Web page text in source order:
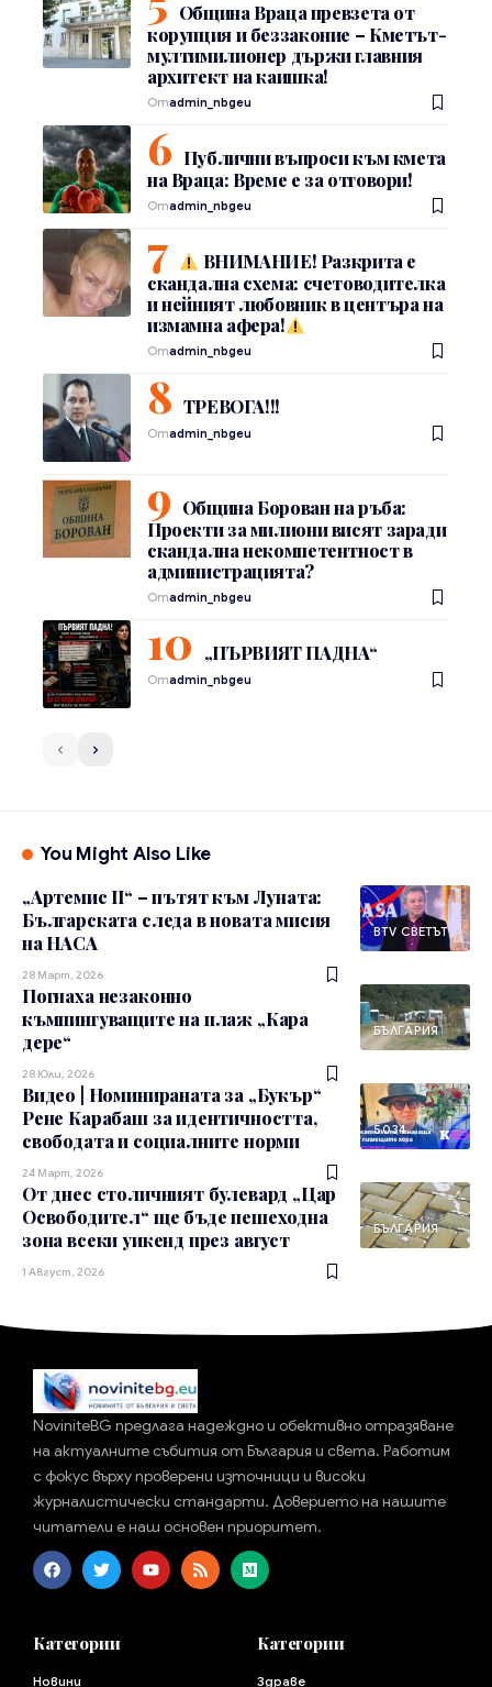
Община Враца превзета от
корупция и беззаконие – Кметът-
мултимилионер държи главния
архитект на каишка!
Отadmin_nbgeu
Публични въпроси към кмета
на Враца: Време е за отговори!
Отadmin_nbgeu
ВНИМАНИЕ! Разкрита е
скандална схема: счетоводителка
и нейният любовник в центъра на
измамна афера!
Отadmin_nbgeu
ТРЕВОГА!!!
Отadmin_nbgeu
Община Борован на ръба:
Проекти за милиони висят заради
скандална некомпетентност в
администрацията?
Отadmin_nbgeu
„ПЪРВИЯТ ПАДНА“
Отadmin_nbgeu
You Might Also Like
BTV СВЕТЪТ
„Артемис II“ – пътят към Луната:
Българската следа в новата мисия
на НАСА
28 Март, 2026
БЪЛГАРИЯ
Погнаха незаконно
къмпингуващите на плаж „Кара
дере“
28 Юли, 2026
5034
Видео | Номинираната за „Букър“
Рене Карабаш за идентичността,
свободата и социалните норми
24 Март, 2026
БЪЛГАРИЯ
От днес столичният булевард „Цар
Освободител“ ще бъде пешеходна
зона всеки уикенд през август
1 Август, 2026
NoviniteBG предлага надеждно и обективно отразяване
на актуалните събития от България и света. Работим
с фокус върху проверени източници и високи
журналистически стандарти. Доверието на нашите
читатели е наш основен приоритет.
Категории
Новини
Категории
Здраве